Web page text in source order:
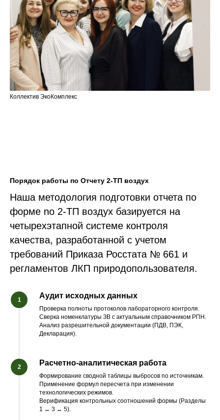
Коллектив ЭкоКомплекс
Порядок работы по Отчету 2-ТП воздух
Наша методология подготовки отчета по
форме no 2-ТП воздух базируется на
четырехэтапной системе контроля
качества, разработанной с учетом
требований Приказа Росстата № 661 и
регламентов ЛКП природопользователя.
Аудит исходных данных
Проверка полноты протоколов лабораторного контроля.
Сверка номенклатуры ЗВ с актуальным справочником РПН.
Анализ разрешительной документации (ПДВ, ПЭК,
Декларация).
Расчетно-аналитическая работа
Формирование сводной таблицы выбросов по источникам.
Применение формул пересчета при изменении
технологических режимов.
Верификация контрольных соотношений формы (Разделы
1 ↔ 3 ↔ 5).